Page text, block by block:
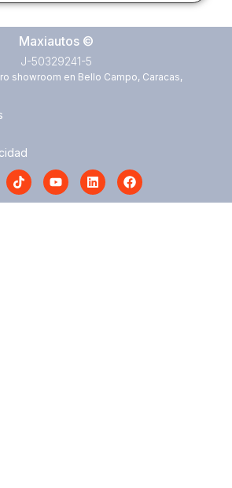
Maxiautos ©
J-50329241-5
showroom en Bello Campo, Caracas,